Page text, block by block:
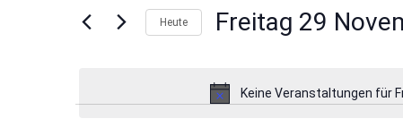
Keine Veranstaltungen für
Ansichten,
Suche
Heute Freitag 29